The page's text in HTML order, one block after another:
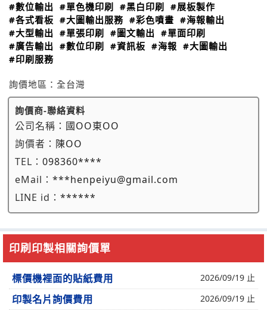
#數位輸出 #單色機印刷 #黑白印刷
#展板製作
#各式看板 #大圖輸出服務 #彩色噴畫 #海報輸出
#大型輸出 #單張印刷 #圖文輸出 #單面印刷
#廣告輸出 #數位印刷 #資訊板 #海報 #大圖輸出
#印刷服務
詢價地區： 全台灣
詢價商-聯絡資料
公司名稱： 國OO東OO
詢價者： 陳OO
TEL： 098360****
eMail： ***henpeiyu@gmail.com
LINE id： ******
印刷印製相關詢價單
標價機裡面的貼紙費用 2026/09/19 止
印製名片詢價費用 2026/09/19 止